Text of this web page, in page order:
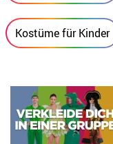
Kostüme für Kinder